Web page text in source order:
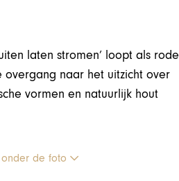
laten stromen’ loopt als rode
naar het uitzicht over
vormen en natuurlijk hout
onder de foto